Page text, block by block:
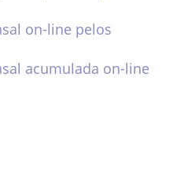
on-line pelos
acumulada on-line